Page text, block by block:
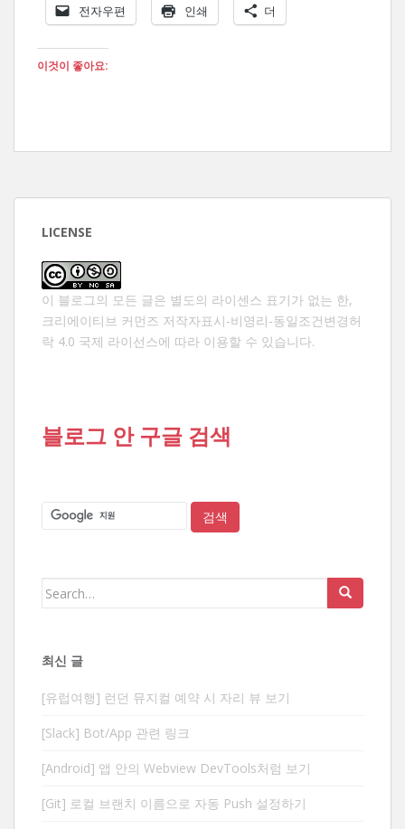
전자우편 인쇄 더
이것이 좋아요:
LICENSE
이 블로그의 모든 글은 별도의 라이센스 표기가 없는 한,
크리에이티브 커먼즈 저작자표시-비영리-동일조건변경허
락 4.0 국제 라이선스에 따라 이용할 수 있습니다.
블로그 안 구글 검색
Search
최신 글
[유럽여행] 런던 뮤지컬 예약 시 자리 뷰 보기
[Slack] Bot/App 관련 링크
[Android] 앱 안의 Webview DevTools처럼 보기
[Git] 로컬 브랜치 이름으로 자동 Push 설정하기